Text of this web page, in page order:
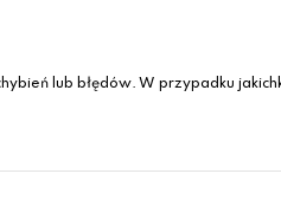
lub błędów. W przypadku